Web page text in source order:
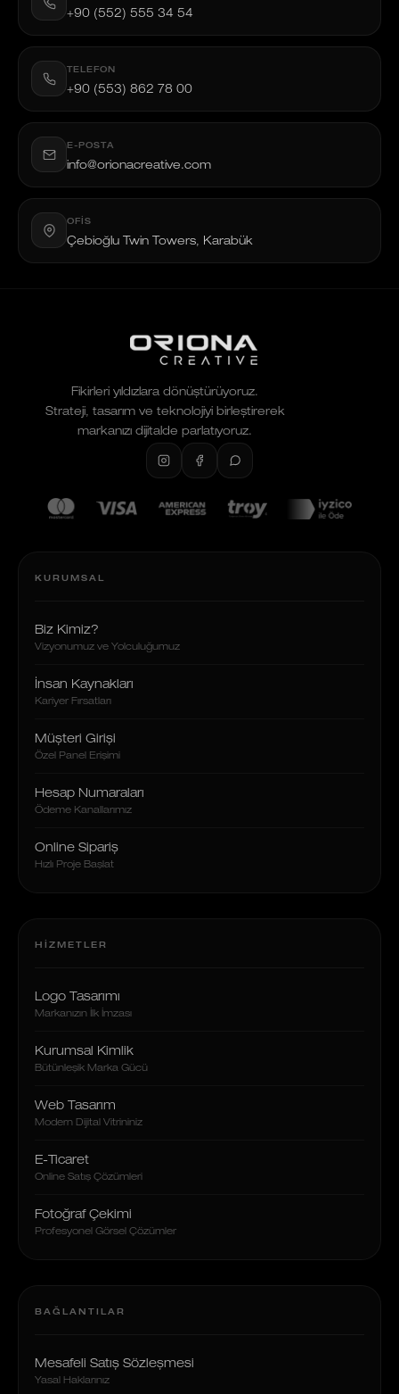
+90 (552) 555 34 54
TELEFON
+90 (553) 862 78 00
E-POSTA
info@orionacreative.com
OFIS
Çebioğlu Twin Towers, Karabük
Fikirleri yıldızlara dönüştürüyoruz.
Strateji, tasarım ve teknolojiyi birleştirerek
markanızı dijitalde parlatıyoruz.
KURUMSAL
Biz Kimiz?
Vizyonumuz ve Yolculuğumuz
İnsan Kaynakları
Kariyer Fırsatları
Müşteri Girişi
Özel Panel Erişimi
Hesap Numaraları
Ödeme Kanallarımız
Online Sipariş
Hızlı Proje Başlat
HIZMETLER
Logo Tasarımı
Markanızın İlk İmzası
Kurumsal Kimlik
Bütünleşik Marka Gücü
Web Tasarım
Modern Dijital Vitrininiz
E-Ticaret
Online Satış Çözümleri
Fotoğraf Çekimi
Profesyonel Görsel Çözümler
BAĞLANTILAR
Mesafeli Satış Sözleşmesi
Yasal Haklarınız